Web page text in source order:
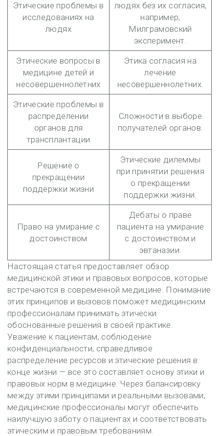
Этические проблемы в
исследованиях на
людях
людях без их согласия,
например,
Милграмовский
эксперимент.
Этические вопросы в
медицине детей и
несовершеннолетних
Этика согласия на
лечение
несовершеннолетних.
Этические проблемы в
распределении
органов для
трансплантации
Сложности в выборе
получателей органов.
Решение о
прекращении
поддержки жизни
Этические дилеммы
при принятии решения
о прекращении
поддержки жизни.
Право на умирание с
достоинством
Дебаты о праве
пациента на умирание
с достоинством и
эвтаназии.
Настоящая статья предоставляет обзор
медицинской этики и правовых вопросов, которые
встречаются в современной медицине. Понимание
этих принципов и вызовов поможет медицинским
профессионалам принимать этически
обоснованные решения в своей практике.
Уважение к пациентам, соблюдение
конфиденциальности, справедливое
распределение ресурсов и этические решения в
конце жизни — все это составляет основу этики и
правовых норм в медицине. Через балансировку
между этими принципами и реальными вызовами,
медицинские профессионалы могут обеспечить
наилучшую заботу о пациентах и соответствовать
этическим и правовым требованиям.